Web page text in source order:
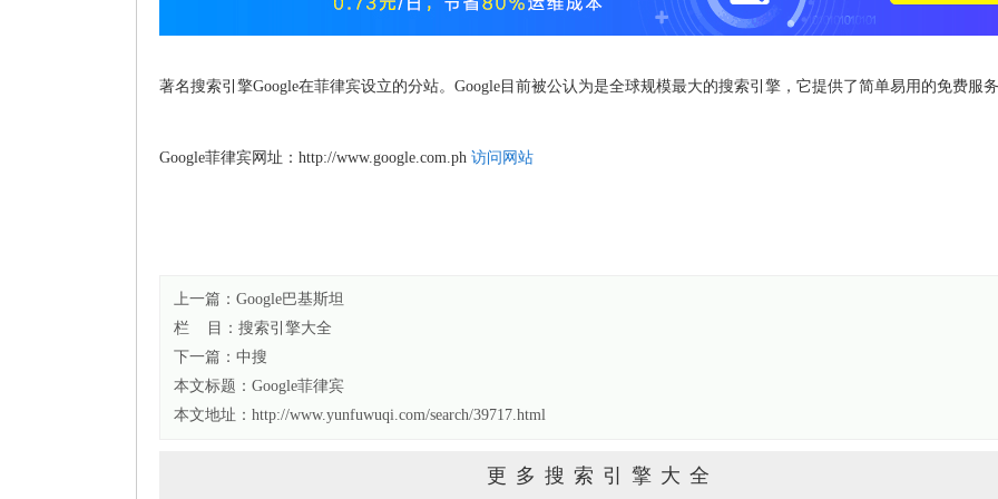
著名搜索引擎Google在菲律宾设立的分站。Google目前被公认为是全球规模最大的搜索引擎，它提供了简单易用的免费服
Google菲律宾网址：http://www.google.com.ph 访问网站
上一篇： Google巴基斯坦
栏 目： 搜索引擎大全
下一篇： 中搜
本文标题： Google菲律宾
本文地址：http://www.yunfuwuqi.com/search/39717.html
更多搜索引擎大全